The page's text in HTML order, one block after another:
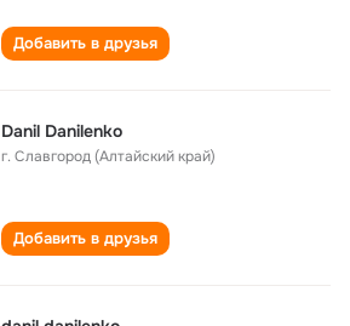
Добавить в друзья
Danil Danilenko
г. Славгород (Алтайский край)
Добавить в друзья